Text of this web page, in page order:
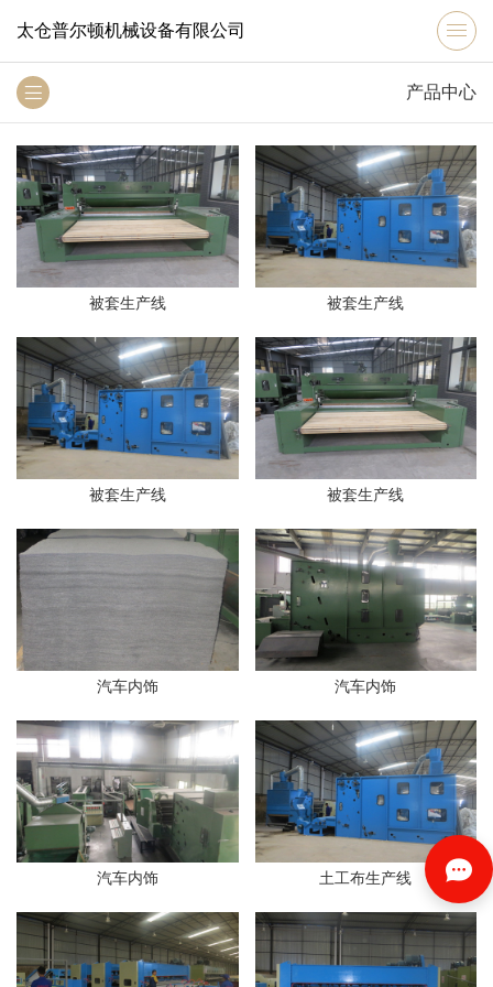
太仓普尔顿机械设备有限公司
产品中心
被套生产线 被套生产线
被套生产线 被套生产线
汽车内饰 汽车内饰
汽车内饰 土工布生产线